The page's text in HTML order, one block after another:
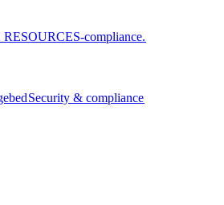
compliance.​​
Security & compliance​​